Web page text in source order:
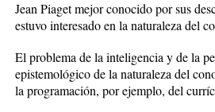
Jean Piaget mejor conocido por sus
estuvo interesado en la naturaleza del
El problema de la inteligencia y de la
epistemológico de la naturaleza del
la programación, por ejemplo, del